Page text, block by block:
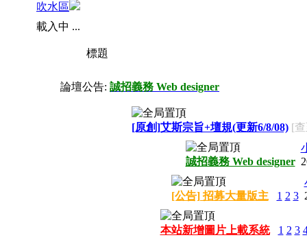
吹水區
載入中 ...
標題
論壇公告: 誠招義務 Web designer
[原創]艾斯宗旨+壇規(更新6/8/08) [
誠招義務 Web designer
[公告] 招募大量版主 1 2 3
本站新增圖片上載系統 1 2 3